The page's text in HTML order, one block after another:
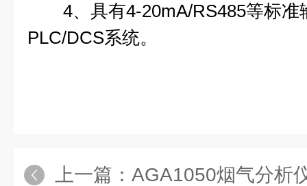
4、具有4-20mA/RS485等标准
PLC/DCS系统。
上一篇： AGA1050烟气分析